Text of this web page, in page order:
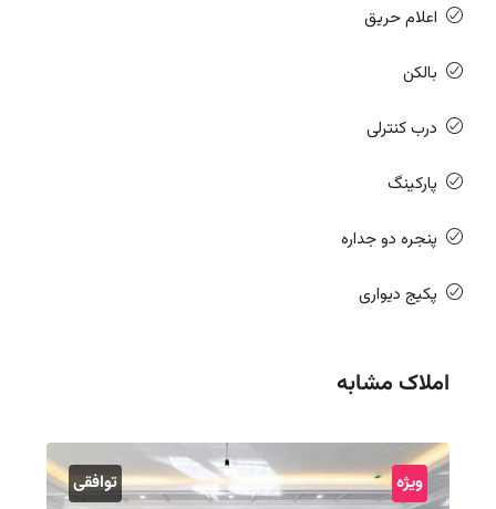
اعلام حریق
بالکن
درب کنترلی
پارکینگ
پنجره دو جداره
پکیج دیواری
املاک مشابه
ویژه توافقی